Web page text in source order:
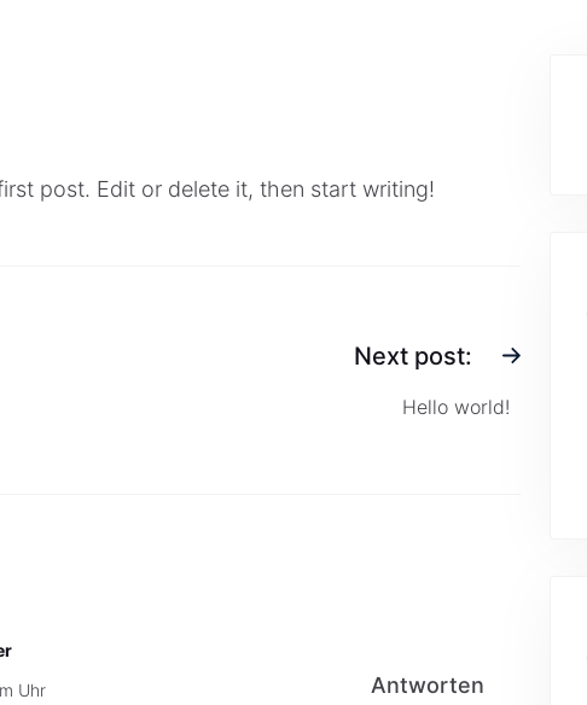
post. Edit or delete it, then start writing!
Next post:
Hello world!
Uhr
Antworten